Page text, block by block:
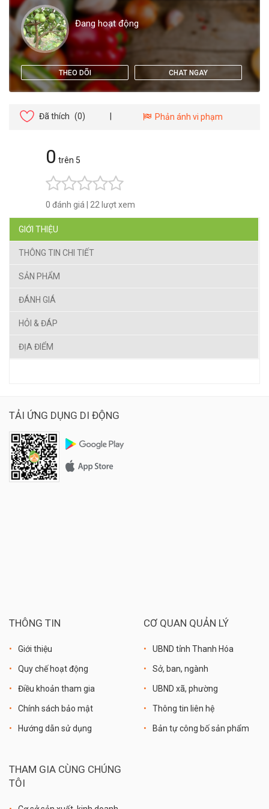
Đang hoạt động
THEO DÕI CHAT NGAY
Đã thích (0) Phản ánh vi phạm
0 trên 5
0 đánh giá 22 lượt xem
GIỚI THIỆU
THÔNG TIN CHI TIẾT
SẢN PHẨM
ĐÁNH GIÁ
HỎI & ĐÁP
ĐỊA ĐIỂM
TẢI ỨNG DỤNG DI ĐỘNG
THÔNG TIN
Giới thiệu
Quy chế hoạt động
Điều khoản tham gia
Chính sách bảo mật
Hướng dẫn sử dụng
CƠ QUAN QUẢN LÝ
UBND tỉnh Thanh Hóa
Sở, ban, ngành
UBND xã, phường
Thông tin liên hệ
Bản tự công bố sản phẩm
THAM GIA CÙNG CHÚNG
TÔI